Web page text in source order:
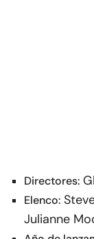
Directores:
Elenco:
Julianne